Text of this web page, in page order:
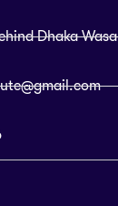
Dhaka Wasa